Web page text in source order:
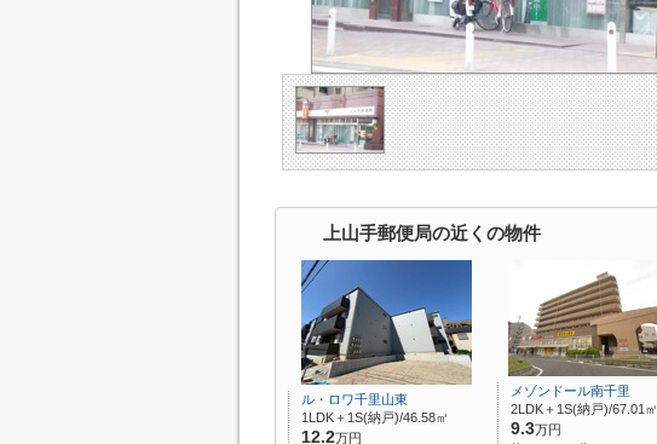
上山手郵便局の近くの物件
ル・ロワ千里山東
1LDK＋1S(納戸)/46.58㎡
12.2万円
メゾンドール南千里
2LDK＋1S(納戸)/67.01㎡
9.3万円